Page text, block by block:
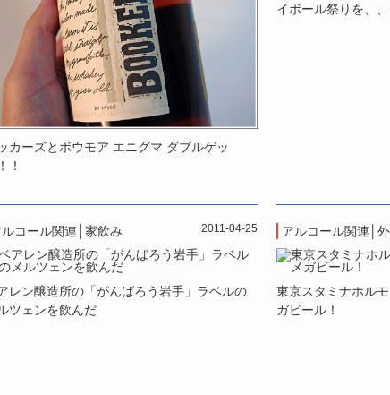
カーズとボウモア エニグマ ダブルゲッ
！
イボール祭りを、、
ルコール関連 家飲み 2011-04-25
レン醸造所の「がんばろう岩手」ラベルの
ツェンを飲んだ
アルコール関連
東京スタミナホル
ガビール！